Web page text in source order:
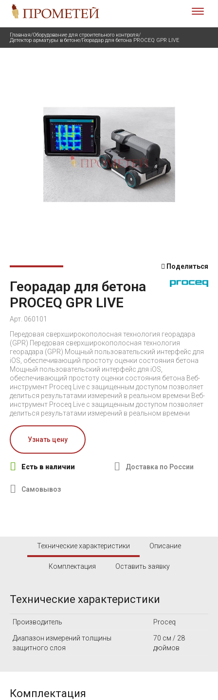
Главная/Оборудование для строительного контроля/
Детектор арматуры в бетоне/Георадар для бетона PROCEQ GPR LIVE
Поделиться
Георадар для бетона
PROCEQ GPR LIVE
Арт. 060101
Передовая сверхширокополосная технология георадара
(GPR) Передовая сверхширокополосная технология
георадара (GPR) Мощный пользовательский интерфейс для
iOS, обеспечивающий простоту оценки состояния бетона
Мощный пользовательский интерфейс для iOS,
обеспечивающий простоту оценки состояния бетона Веб-
инструмент Proceq Live с защищенным доступом позволяет
делиться результатами измерений в реальном времени Веб-
инструмент Proceq Live с защищенным доступом позволяет
делиться результатами измерений в реальном времени
Узнать цену
Есть в наличии Доставка по России
Самовывоз
Технические характеристики Описание
Комплектация Оставить заявку
Технические характеристики
Производитель Proceq
Диапазон измерений толщины
защитного слоя
70 см / 28
дюймов
Комплектация